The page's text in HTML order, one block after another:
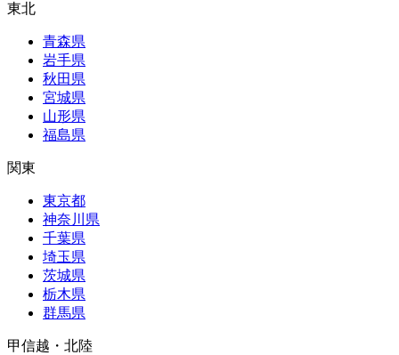
東北
青森県
岩手県
秋田県
宮城県
山形県
福島県
関東
東京都
神奈川県
千葉県
埼玉県
茨城県
栃木県
群馬県
甲信越・北陸